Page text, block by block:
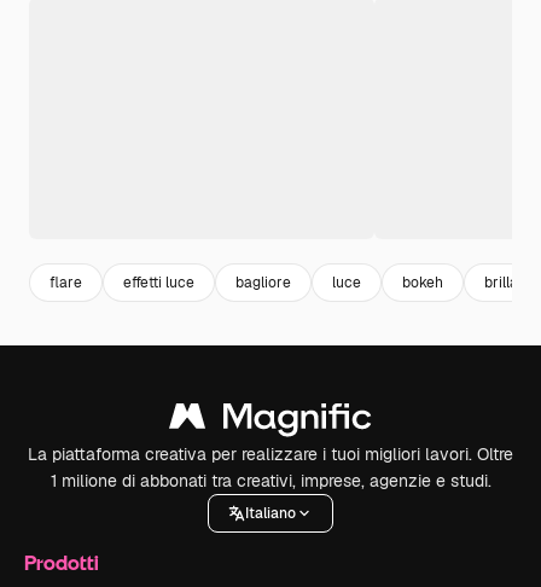
flare effetti luce bagliore luce bokeh brillante
La piattaforma creativa per realizzare i tuoi migliori lavori. Oltre
1 milione di abbonati tra creativi, imprese, agenzie e studi.
Italiano
Prodotti